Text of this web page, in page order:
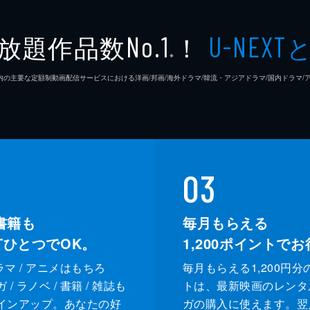
題作品数No.1 ※ ！ U-NEXT
主要な定額制動画配信サービスにおける洋画/邦画/海外ドラマ/韓流・アジアドラマ/国内ドラマ/
籍も
とつでOK。
マ / アニメはもちろ
/ ラノベ / 書籍 / 雑誌も
ンアップ。あなたの好
03
毎月もらえる
1,200ポイントでお
毎月もらえる1,200円分
トは、最新映画のレン
ガの購入に使えます。